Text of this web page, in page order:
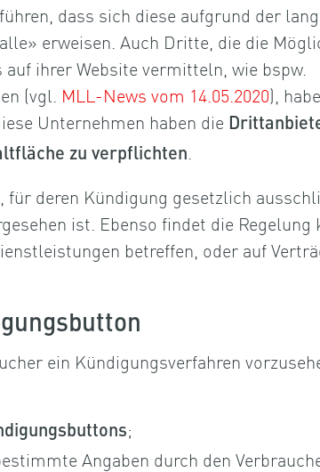
dass sich diese aufgrund der
erweisen. Auch Dritte, die die
ihrer Website vermitteln, wie bspw.
(vgl. MLL-News vom 14.05.2020),
Unternehmen haben die
zu verpflichten
deren Kündigung gesetzlich
ist. Ebenso findet die Regelung
betreffen, oder auf
ein Kündigungsverfahren
;
Angaben durch den